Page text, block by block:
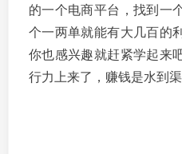
的一个电商平台，找到一
个一两单就能有大几百的
你也感兴趣就赶紧学起来
行力上来了，赚钱是水到渠